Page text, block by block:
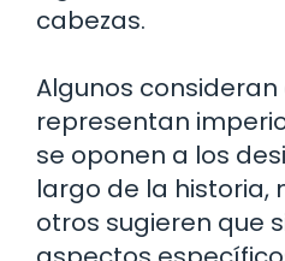
cabezas.
Algunos
representan
se oponen a los
largo de la historia,
otros sugieren que